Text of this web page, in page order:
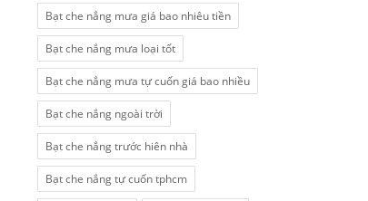
Bạt che nắng mưa giá bao nhiêu tiền
Bạt che nắng mưa loại tốt
Bạt che nắng mưa tự cuốn giá bao nhiều
Bạt che nắng ngoài trời
Bạt che nắng trước hiên nhà
Bạt che nắng tự cuốn tphcm